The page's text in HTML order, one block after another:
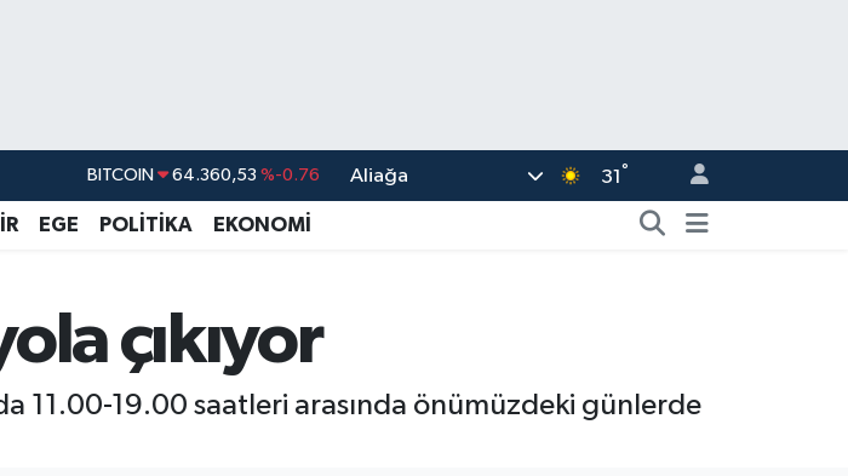
DOLAR 47,7069 %0.17
EURO 55,0265 %0.01
BİST100 13.887 %64
BITCOIN 64.360,53 %-0.76
Aliağa 31 °
EGE POLİTİKA EKONOMİ
çıkıyor
11.00-19.00 saatleri arasında önümüzdeki günlerde